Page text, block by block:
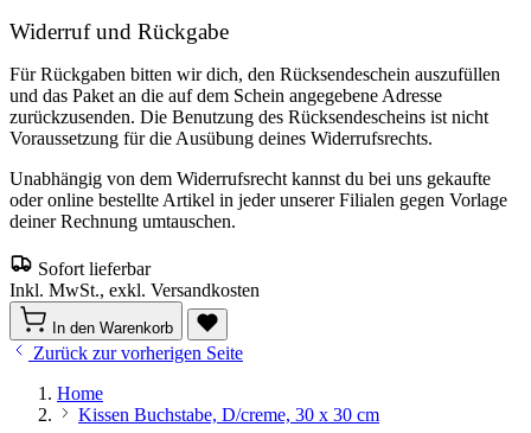
Widerruf und Rückgabe
Für Rückgaben bitten wir dich, den Rücksendeschein auszufüllen
und das Paket an die auf dem Schein angegebene Adresse
zurückzusenden. Die Benutzung des Rücksendescheins ist nicht
Voraussetzung für die Ausübung deines Widerrufsrechts.
Unabhängig von dem Widerrufsrecht kannst du bei uns gekaufte
oder online bestellte Artikel in jeder unserer Filialen gegen Vorlage
deiner Rechnung umtauschen.
Sofort lieferbar
Inkl. MwSt., exkl. Versandkosten
In den Warenkorb
Zurück zur vorherigen Seite
Home
Kissen Buchstabe, D/creme, 30 x 30 cm